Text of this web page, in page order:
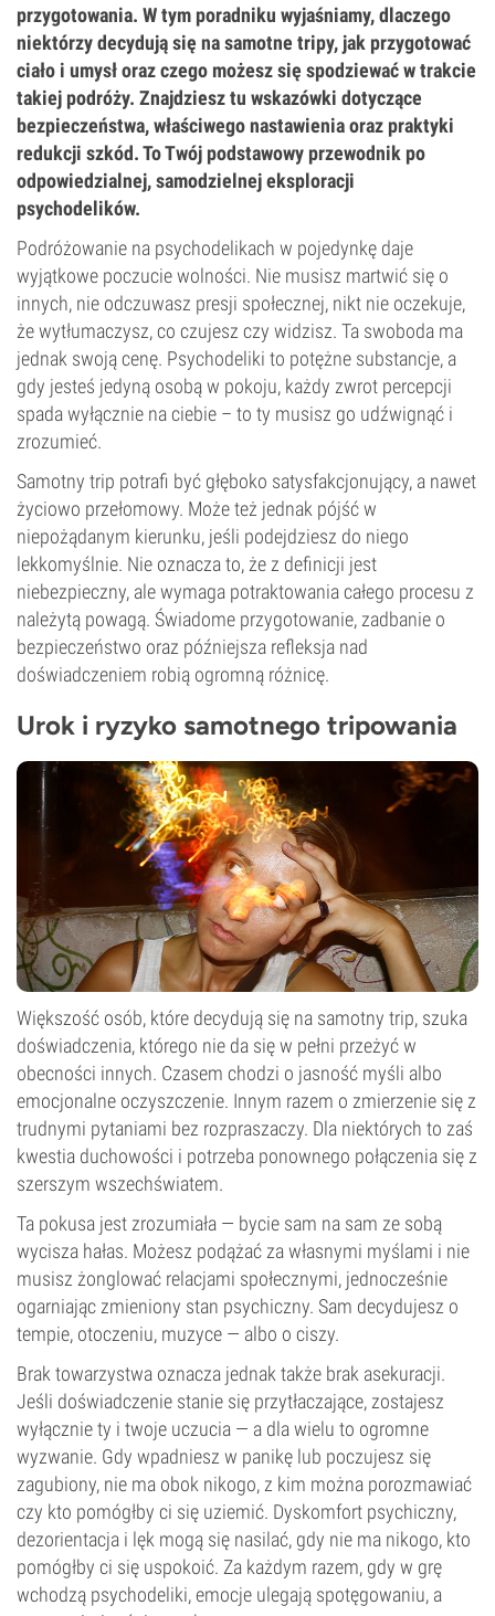
przygotowania. W tym poradniku wyjaśniamy, dlaczego
niektórzy decydują się na samotne tripy, jak przygotować
ciało i umysł oraz czego możesz się spodziewać w trakcie
takiej podróży. Znajdziesz tu wskazówki dotyczące
bezpieczeństwa, właściwego nastawienia oraz praktyki
redukcji szkód. To Twój podstawowy przewodnik po
odpowiedzialnej, samodzielnej eksploracji
psychodelików.
Podróżowanie na psychodelikach w pojedynkę daje
wyjątkowe poczucie wolności. Nie musisz martwić się o
innych, nie odczuwasz presji społecznej, nikt nie oczekuje,
że wytłumaczysz, co czujesz czy widzisz. Ta swoboda ma
jednak swoją cenę. Psychodeliki to potężne substancje, a
gdy jesteś jedyną osobą w pokoju, każdy zwrot percepcji
spada wyłącznie na ciebie – to ty musisz go udźwignąć i
zrozumieć.
Samotny trip potrafi być głęboko satysfakcjonujący, a nawet
życiowo przełomowy. Może też jednak pójść w
niepożądanym kierunku, jeśli podejdziesz do niego
lekkomyślnie. Nie oznacza to, że z definicji jest
niebezpieczny, ale wymaga potraktowania całego procesu z
należytą powagą. Świadome przygotowanie, zadbanie o
bezpieczeństwo oraz późniejsza refleksja nad
doświadczeniem robią ogromną różnicę.
Urok i ryzyko samotnego tripowania
Większość osób, które decydują się na samotny trip, szuka
doświadczenia, którego nie da się w pełni przeżyć w
obecności innych. Czasem chodzi o jasność myśli albo
emocjonalne oczyszczenie. Innym razem o zmierzenie się z
trudnymi pytaniami bez rozpraszaczy. Dla niektórych to zaś
kwestia duchowości i potrzeba ponownego połączenia się z
szerszym wszechświatem.
Ta pokusa jest zrozumiała — bycie sam na sam ze sobą
wycisza hałas. Możesz podążać za własnymi myślami i nie
musisz żonglować relacjami społecznymi, jednocześnie
ogarniając zmieniony stan psychiczny. Sam decydujesz o
tempie, otoczeniu, muzyce — albo o ciszy.
Brak towarzystwa oznacza jednak także brak asekuracji.
Jeśli doświadczenie stanie się przytłaczające, zostajesz
wyłącznie ty i twoje uczucia — a dla wielu to ogromne
wyzwanie. Gdy wpadniesz w panikę lub poczujesz się
zagubiony, nie ma obok nikogo, z kim można porozmawiać
czy kto pomógłby ci się uziemić. Dyskomfort psychiczny,
dezorientacja i lęk mogą się nasilać, gdy nie ma nikogo, kto
pomógłby ci się uspokoić. Za każdym razem, gdy w grę
wchodzą psychodeliki, emocje ulegają spotęgowaniu, a